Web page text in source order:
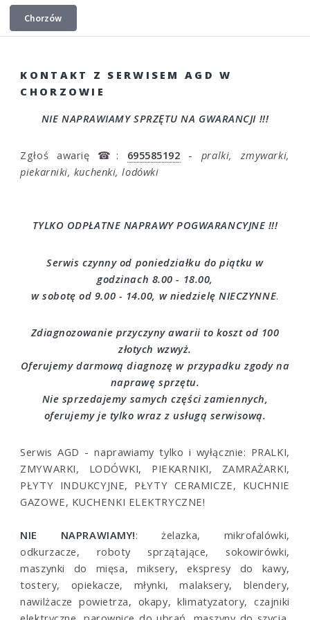
Chorzów